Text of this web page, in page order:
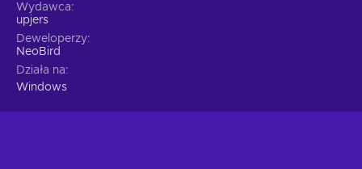
Wydawca
upjers
Deweloperzy
NeoBird
Działa na
Windows